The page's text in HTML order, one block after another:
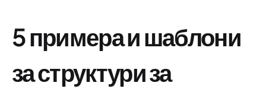
5 примера и шаблони
за структури за